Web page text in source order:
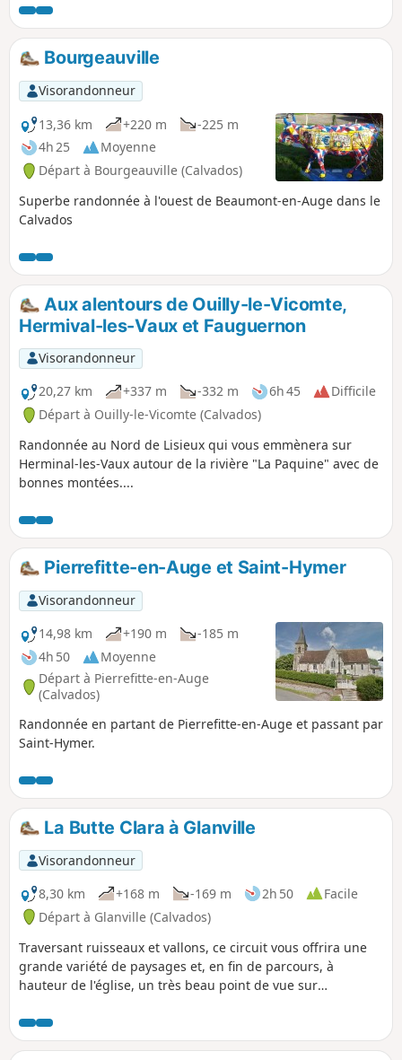
Bourgeauville
Visorandonneur
13,36 km
+220 m
-225 m
4h 25
Moyenne
Départ à Bourgeauville (Calvados)
Superbe randonnée à l'ouest de Beaumont-en-Auge dans le
Calvados
Aux alentours de Ouilly-le-Vicomte,
Hermival-les-Vaux et Fauguernon
Visorandonneur
20,27 km
+337 m -332 m 6h 45
Difficile
Départ à Ouilly-le-Vicomte (Calvados)
Randonnée au Nord de Lisieux qui vous emmènera sur
Herminal-les-Vaux autour de la rivière "La Paquine" avec de
bonnes montées....
Pierrefitte-en-Auge et Saint-Hymer
Visorandonneur
14,98 km
+190 m
-185 m
4h 50
Moyenne
Départ à Pierrefitte-en-Auge
(Calvados)
Randonnée en partant de Pierrefitte-en-Auge et passant par
Saint-Hymer.
La Butte Clara à Glanville
Visorandonneur
8,30 km
+168 m -169 m 2h 50
Facile
Départ à Glanville (Calvados)
Traversant ruisseaux et vallons, ce circuit vous offrira une
grande variété de paysages et, en fin de parcours, à
hauteur de l'église, un très beau point de vue sur